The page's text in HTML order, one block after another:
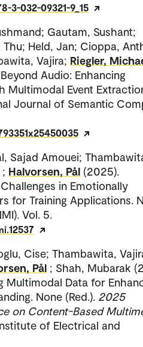
3-032-09321-9_15
Gautam, Sushant;
Held, Jan; Cioppa,
Vajira; Riegler,
Audio: Enhancing
Multimodal Event
Journal of Semantic
Sajad Amouei;
; Halvorsen, Pål (2025).
in Emotionally
for Training Applications.
Vol. 5.
Cise; Thambawita,
Pål ; Shah, Mubarak
Multimodal Data for
None (Red.). 2025
on Content-Based
of Electrical and